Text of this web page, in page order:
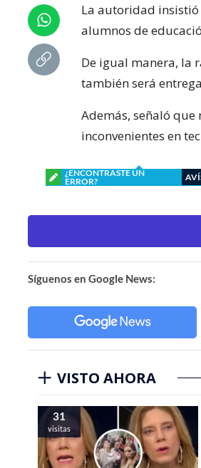
La autoridad insistió
alumnos de
De igual manera, la
también será
Además, señaló
inconvenientes en
¿ENCONTRASTE UN
ERROR?
Síguenos en Google News:
VISTO AHORA
31
visitas